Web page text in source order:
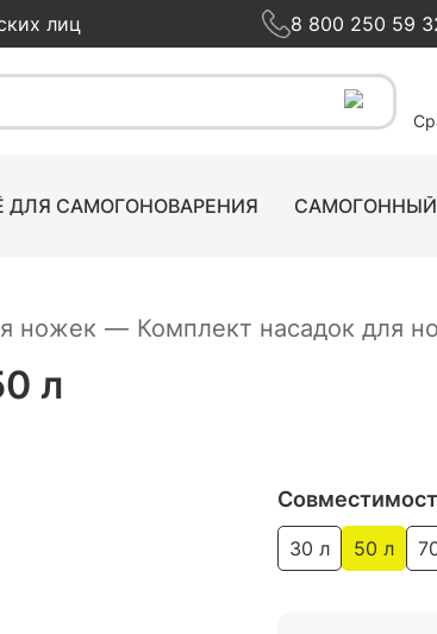
лиц 8 800 250 59
ДЛЯ САМОГОНОВАРЕНИЯ САМОГОННЫЙ
ножек — Комплект насадок для
490₽780₽
л
30 л 50 л